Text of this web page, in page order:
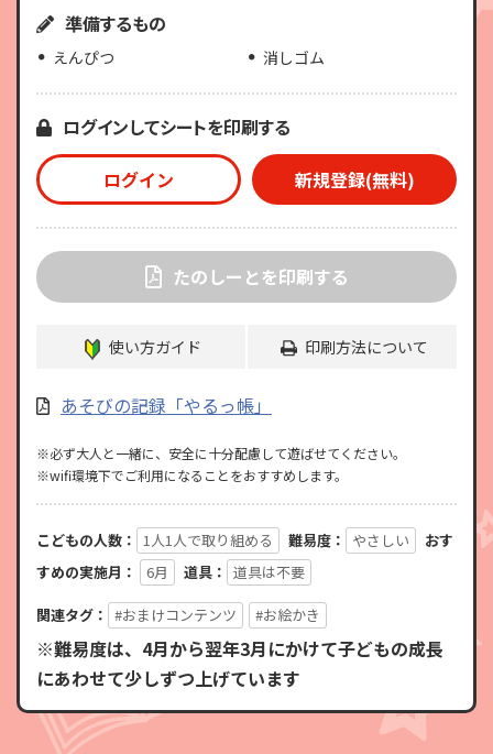
準備するもの
えんぴつ 消しゴム
ログインしてシートを印刷する
ログイン
新規登録(無料)
たのしーとを印刷する
使い方ガイド 印刷方法について
あそびの記録「やるっ帳」
※必ず大人と一緒に、安全に十分配慮して遊ばせてください。
※wifi環境下でご利用になることをおすすめします。
こどもの人数： 1人1人で取り組める 難易度： やさしい
おす
すめの実施月：
6月 道具： 道具は不要
関連タグ： #おまけコンテンツ #お絵かき
※難易度は、4月から翌年3月にかけて子どもの成長
にあわせて少しずつ上げています